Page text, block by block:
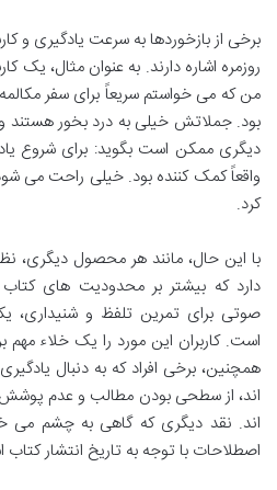
برخی از بازخوردها به سرعت یادگیری و
روزمره اشاره دارند. به عنوان مثال، یک
من که می خواستم سریعاً برای سفر مکالمه
بود. جملاتش خیلی به درد بخور هستند
دیگری ممکن است بگوید: برای شروع
واقعاً کمک کننده بود. خیلی راحت می
کرد.
با این حال، مانند هر محصول دیگری،
دارد که بیشتر بر محدودیت های کتاب
صوتی برای تمرین تلفظ و شنیداری،
است. کاربران این مورد را یک خلاء مهم
همچنین، برخی افراد که به دنبال
اند، از سطحی بودن مطالب و عدم پوشش
اند. نقد دیگری که گاهی به چشم می
اصطلاحات با توجه به تاریخ انتشار